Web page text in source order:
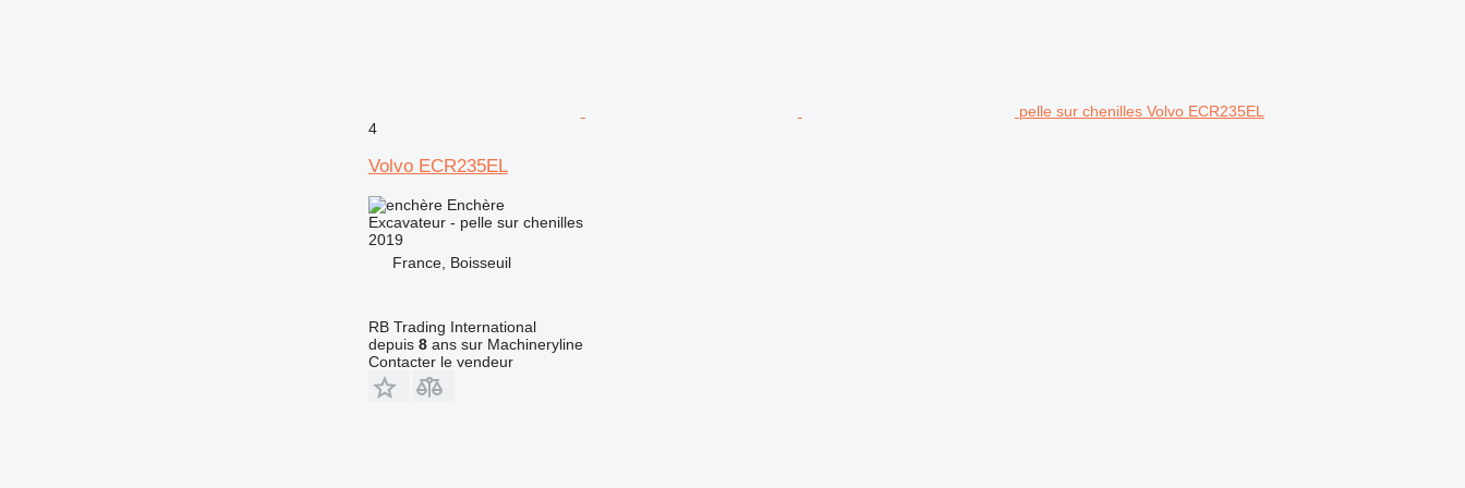
pelle sur chenilles Volvo ECR235EL
4
Volvo ECR235EL
Enchère
Excavateur - pelle sur chenilles
2019
France, Boisseuil
RB Trading International
depuis 8ans sur Machineryline
Contacter le vendeur